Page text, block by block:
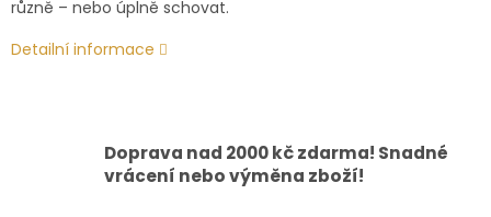
různě – nebo úplně schovat.
Detailní informace
Doprava nad 2000 kč zdarma! Snadné
vrácení nebo výměna zboží!